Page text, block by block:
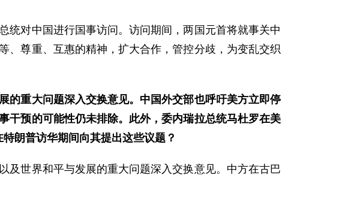
统对中国进行国事访问。访问期间，两国元首将就事关中
、尊重、互惠的精神，扩大合作，管控分歧，为变乱交织
的重大问题深入交换意见。中国外交部也呼吁美方立即停
干预的可能性仍未排除。此外，委内瑞拉总统马杜罗在美
朗普访华期间向其提出这些议题？
及世界和平与发展的重大问题深入交换意见。中方在古巴